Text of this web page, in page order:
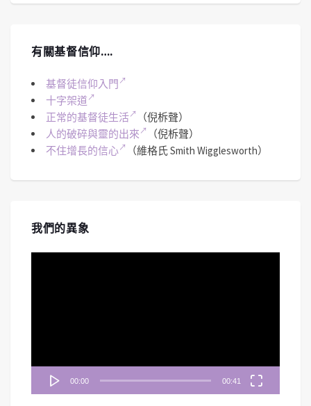
有關基督信仰….
基督徒信仰入門
十字架道
正常的基督徒生活
（倪柝聲）
人的破碎與靈的出來
（倪柝聲）
不住增長的信心
（維格氏 Smith Wigglesworth）
我們的異象
00:00 00:41